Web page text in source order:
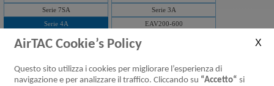
Serie 7SA
Serie 3A
Serie 4A
EAV200-600
5/3 vie)
AirTAC Cookie’s Policy
Questo sito utilizza i cookies per migliorare l’esperienza di
navigazione e per analizzare il traffico. Cliccando su “Accetto“ si